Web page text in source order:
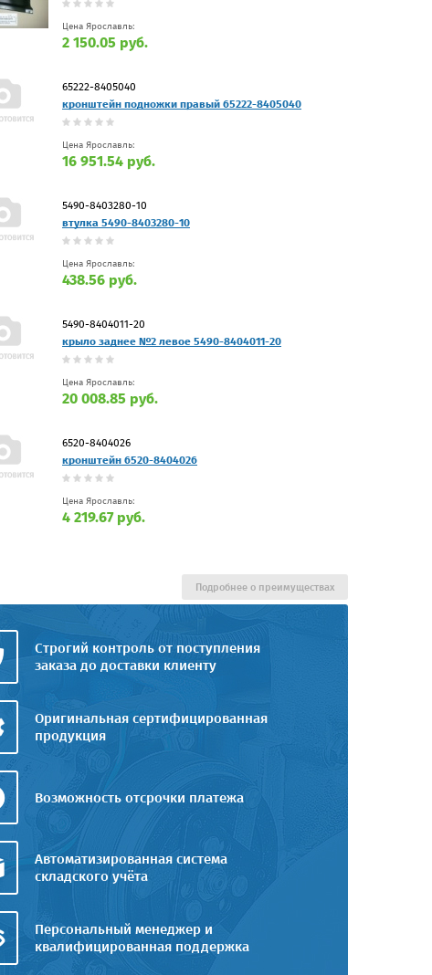
Цена Ярославль:
2 150.05 руб.
65222-8405040
кронштейн подножки правый 65222-8405040
Цена Ярославль:
16 951.54 руб.
5490-8403280-10
втулка 5490-8403280-10
Цена Ярославль:
438.56 руб.
5490-8404011-20
крыло заднее №2 левое 5490-8404011-20
Цена Ярославль:
20 008.85 руб.
6520-8404026
кронштейн 6520-8404026
Цена Ярославль:
4 219.67 руб.
Строгий контроль от поступления
заказа до доставки клиенту
Оригинальная сертифицированная
продукция
Возможность отсрочки платежа
Автоматизированная система
складского учёта
Персональный менеджер и
квалифицированная поддержка
Подробнее о преимуществах